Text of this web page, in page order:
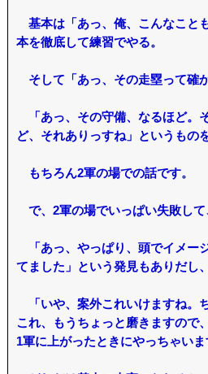
基本は「あっ、俺、こんなこと
本を徹底して練習でやる。
そして「あっ、その走塁って確
「あっ、その守備、なるほど。
ど、それありっすね」というもの
もちろん2軍の場での話です。
で、2軍の場でいっぱい失敗して
「あっ、やっぱり、頭でイメー
てました」という発見もありだし、
「いや、案外これいけますね。
これ、もうちょっと磨きますので
1軍に上がったときにやっちゃいま